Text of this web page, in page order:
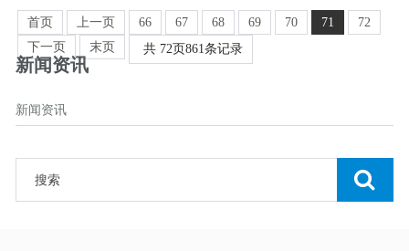
首页 上一页 66 67 68 69 70 71
72
下一页
末页 共 72页861条记录
新闻资讯
新闻资讯